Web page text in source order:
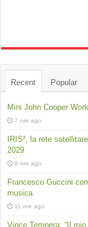
Recent Popular
Mini John Cooper
7 ore ago
IRIS², la rete
2029
8 ore ago
Francesco Guccini
musica
11 ore ago
Vince Tempera: “Il